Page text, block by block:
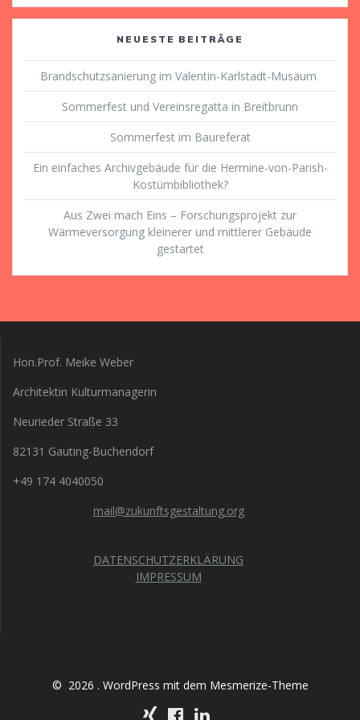
NEUESTE BEITRÄGE
Brandschutzsanierung im Valentin-Karlstadt-Musäum
Sommerfest und Vereinsregatta in Breitbrunn
Sommerfest im Baureferat
Ein einfaches Archivgebäude für die Hermine-von-Parish-
Kostümbibliothek?
Aus Zwei mach Eins – Forschungsprojekt zur
Wärmeversorgung kleinerer und mittlerer Gebäude
gestartet
Hon.Prof. Meike Weber
Architektin Kulturmanagerin
Neurieder Straße 33
82131 Gauting-Buchendorf
+49 174 4040050
mail@zukunftsgestaltung.org
DATENSCHUTZERKLÄRUNG
IMPRESSUM
© 2026 . WordPress mit dem Mesmerize-Theme